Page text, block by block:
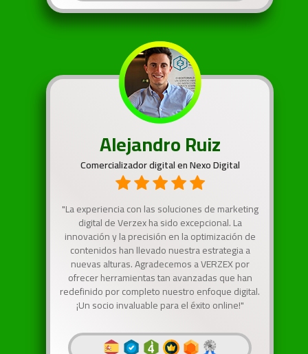
Alejandro Ruiz
Comercializador digital en Nexo Digital
"La experiencia con las soluciones de marketing
digital de Verzex ha sido excepcional. La
innovación y la precisión en la optimización de
contenidos han llevado nuestra estrategia a
nuevas alturas. Agradecemos a VERZEX por
ofrecer herramientas tan avanzadas que han
redefinido por completo nuestro enfoque digital.
¡Un socio invaluable para el éxito online!"